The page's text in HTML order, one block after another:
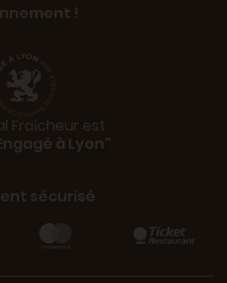
!
Fraîcheur est
à Lyon".
sécurisé